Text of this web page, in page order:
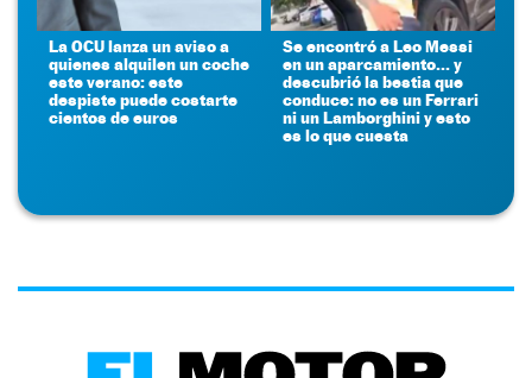
La OCU lanza un aviso a
quienes alquilen un coche
este verano: este
despiste puede costarte
cientos de euros
Se encontró a Leo Messi
en un aparcamiento... y
descubrió la bestia que
conduce: no es un Ferrari
ni un Lamborghini y esto
es lo que cuesta